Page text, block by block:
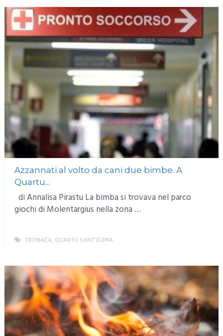
Azzannati al volto da cani due bimbe. A
Quartu...
di Annalisa Pirastu La bimba si trovava nel parco
giochi di Molentargius nella zona …
CRONACA, QUARTU SANT'ELENA